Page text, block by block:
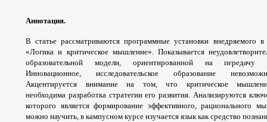
Аннотация.
В статье рассматриваютсяпрограммные установки внедряемого
«Логика и критическое мышление». Показывается
образовательной модели, ориентированной на
Инновационное, исследовательское образование
Акцентируется внимание на том, что критическое
необходима разработка стратегии его развития.Анализируются
которого является формирование эффективного, рационального
можно научить, в кампусном курсе изучается язык как средство